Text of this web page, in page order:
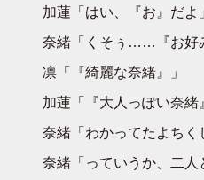
加蓮「はい、『お』だよ
奈緒「くそぅ……『お好
凛「『綺麗な奈緒』」
加蓮「『大人っぽい奈緒
奈緒「わかってたよちく
奈緒「っていうか、二人